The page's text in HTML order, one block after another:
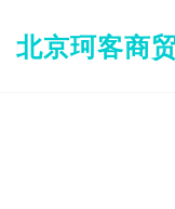
北京珂客商